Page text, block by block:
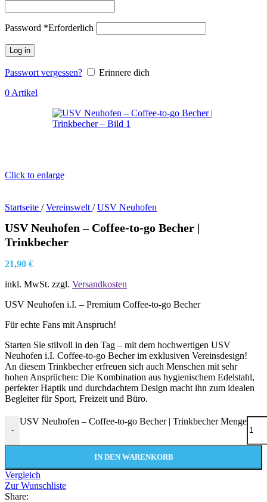
Password *Erforderlich
Log in
Passwort vergessen?
Erinnere dich
0 Artikel
Click to enlarge
Startseite / Vereinswelt / USV Neuhofen
USV Neuhofen – Coffee-to-go Becher |
Trinkbecher
21,90 €
inkl. MwSt. zzgl. Versandkosten
USV Neuhofen i.I. – Premium Coffee-to-go Becher
Für echte Fans mit Anspruch!
Starten Sie stilvoll in den Tag – mit dem hochwertigen USV
Neuhofen i.I. Coffee-to-go Becher im exklusiven Vereinsdesign!
An diesem Trinkbecher erfreuen sich auch Menschen mit sehr
hohen Ansprüchen: Die Kombination aus hygienischem Edelstahl,
perfekter Haptik und durchdachtem Design macht ihn zum idealen
Begleiter für Sport, Freizeit und Büro.
-
USV Neuhofen – Coffee-to-go Becher | Trinkbecher Menge
IN DEN WARENKORB
Vergleich
Zur Wunschliste
Share: